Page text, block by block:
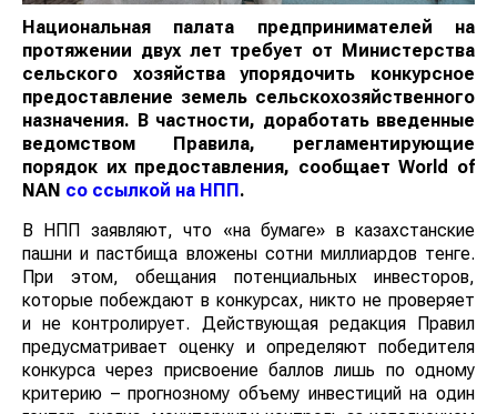
Национальная палата предпринимателей на
протяжении двух лет требует от Министерства
сельского хозяйства упорядочить конкурсное
предоставление земель сельскохозяйственного
назначения. В частности, доработать введенные
ведомством Правила, регламентирующие
порядок их предоставления, сообщаетWorld
of
NAN со ссылкой на НПП .
В НПП заявляют, что «на бумаге» в казахстанские
пашни и пастбища вложены сотни миллиардов тенге.
При этом, обещания потенциальных инвесторов,
которые побеждают в конкурсах, никто не проверяет
и не контролирует. Действующая редакция Правил
предусматривает оценку и определяют победителя
конкурса через присвоение баллов лишь по одному
критерию – прогнозному объему инвестиций на один